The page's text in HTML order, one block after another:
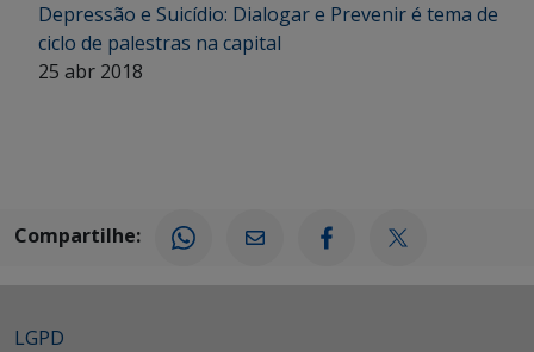
Depressão e Suicídio: Dialogar e Prevenir é tema de
ciclo de palestras na capital
25 abr 2018
Compartilhe:
LGPD